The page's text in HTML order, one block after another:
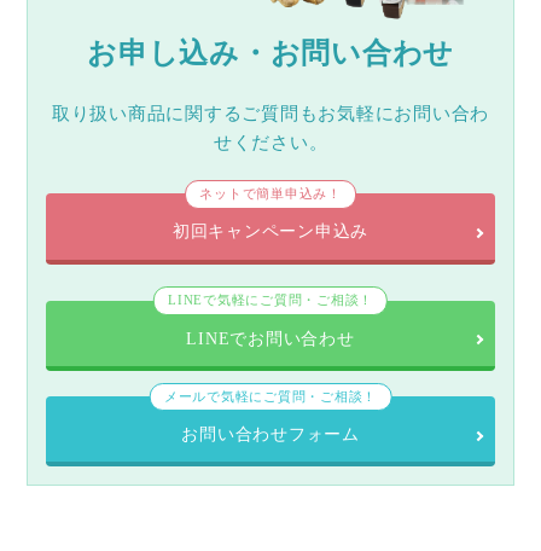
お申し込み・お問い合わせ
取り扱い商品に関するご質問もお気軽にお問い合わ
せください。
ネットで簡単申込み！
初回キャンペーン申込み
LINEで気軽にご質問・ご相談！
LINEでお問い合わせ
メールで気軽にご質問・ご相談！
お問い合わせフォーム